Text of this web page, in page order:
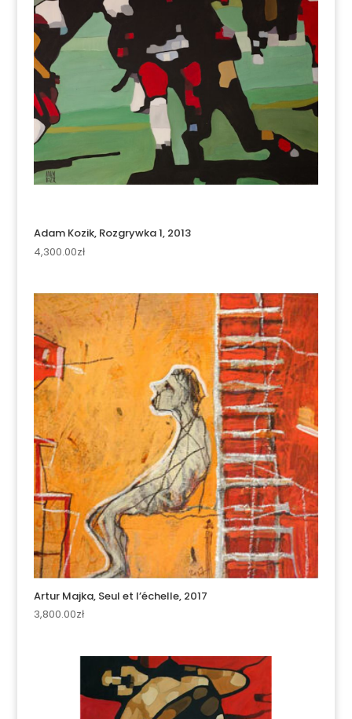
Adam Kozik, Rozgrywka 1, 2013
4,300.00zł
Artur Majka, Seul et l’échelle, 2017
3,800.00zł